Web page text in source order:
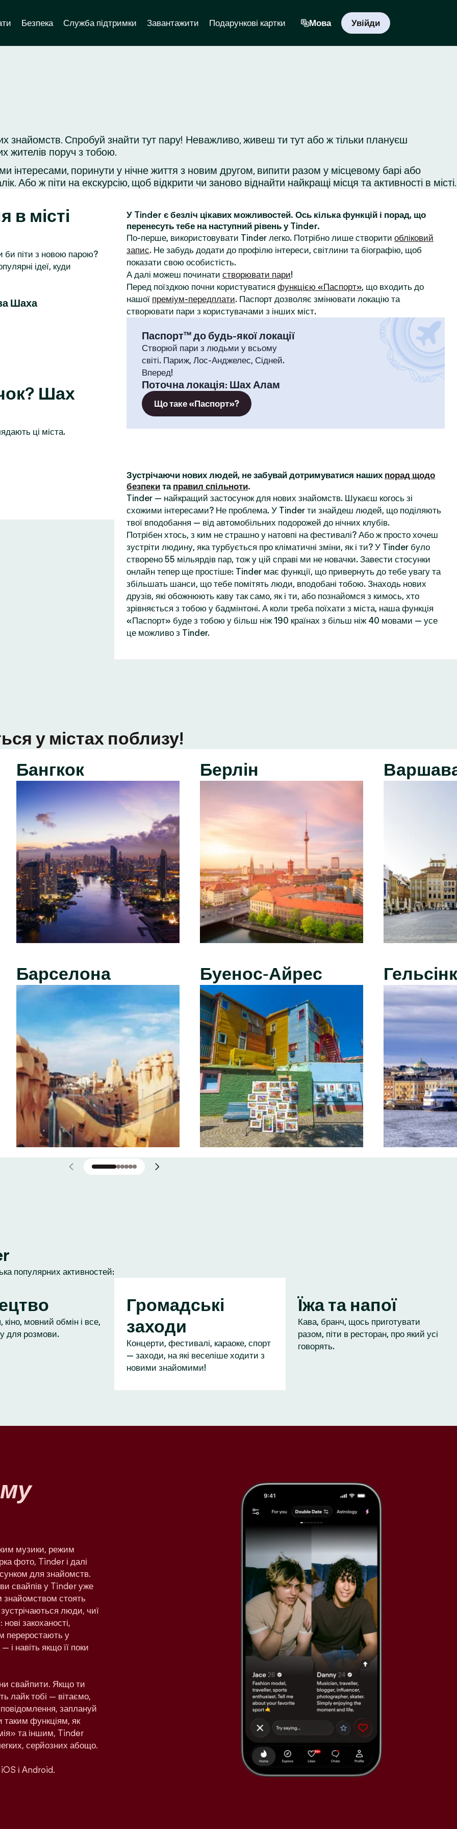
Безпека Служба підтримки Завантажити Подарункові картки Мова Увійди
Спробуй знайти тут пару! Неважливо, живеш ти тут або ж тільки плануєш
жителів поруч з тобою.
інтересами, поринути у нічне життя з новим другом, випити разом у місцевому барі або
Або ж піти на екскурсію, щоб відкрити чи заново віднайти найкращі місця та активності в місті.
в місті
би піти з новою парою?
ідеї, куди
Шаха
Шах
ці міста.
У Tinder є безліч цікавих можливостей. Ось кілька функцій і порад, що
перенесуть тебе на наступний рівень у Tinder.
По-перше, використовувати Tinder легко. Потрібно лише створити обліковий
запис. Не забудь додати до профілю інтереси, світлини та біографію, щоб
показати свою особистість.
А далі можеш починати створювати пари!
Перед поїздкою почни користуватися функцією «Паспорт», що входить до
нашої преміум-передплати. Паспорт дозволяє змінювати локацію та
створювати пари з користувачами з інших міст.
Паспорт™ до будь-якої локації
Створюй пари з людьми у всьому
світі. Париж, Лос-Анджелес, Сідней.
Вперед!
Поточна локація: Шах Алам
Що таке «Паспорт»?
Зустрічаючи нових людей, не забувай дотримуватися наших порад щодо
безпеки та правил спільноти.
Tinder — найкращий застосунок для нових знайомств. Шукаєш когось зі
схожими інтересами? Не проблема. У Tinder ти знайдеш людей, що поділяють
твої вподобання — від автомобільних подорожей до нічних клубів.
Потрібен хтось, з ким не страшно у натовпі на фестивалі? Або ж просто хочеш
зустріти людину, яка турбується про кліматичні зміни, як і ти? У Tinder було
створено 55 мільярдів пар, тож у цій справі ми не новачки. Завести стосунки
онлайн тепер ще простіше: Tinder має функції, що привернуть до тебе увагу та
збільшать шанси, що тебе помітять люди, вподобані тобою. Знаходь нових
друзів, які обожнюють каву так само, як і ти, або познайомся з кимось, хто
зрівняється з тобою у бадмінтоні. А коли треба поїхати з міста, наша функція
«Паспорт» буде з тобою у більш ніж 190 країнах з більш ніж 40 мовами — усе
це можливо з Tinder.
у містах поблизу!
Бангкок
Барселона
Берлін
Буенос-Айрес
популярних активностей:
кіно, мовний обмін і все,
для розмови.
Громадські
заходи
Концерти, фестивалі, караоке, спорт
— заходи, на які веселіше ходити з
новими знайомими!
Їжа та напої
Кава, бранч, щось приготувати
разом, піти в ресторан, про який усі
говорять.
музики, режим
фото, Tinder і далі
для знайомств.
свайпів у Tinder уже
знайомством стоять
люди, чиї
закоханості,
переростають у
і навіть якщо її поки
свайпити. Якщо ти
лайк тобі — вітаємо,
заплануй
таким функціям, як
та іншим, Tinder
серйозних абощо.
і Android.